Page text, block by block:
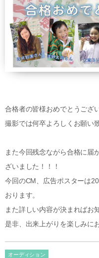
合格者の皆様おめでとうござ
撮影では何卒よろしくお願い
また今回残念ながら合格に届
ざいました！！！
今回のCM、広告ポスターは
おります。
また詳しい内容が決まればお
是非、出来上がりを楽しみに
オーディション